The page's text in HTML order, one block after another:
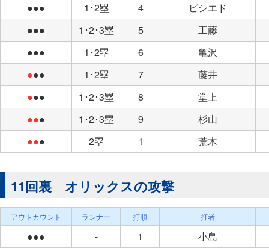
●●●
1･2塁 4
ビシエド
●●●
1･2･3塁 5
工藤
●●●
1･2塁 6
亀沢
●●● 1･2塁 7
藤井
●●● 1･2･3塁 8
堂上
●●● 1･2･3塁 9
杉山
●●● 2塁 1 荒木
11回裏 オリックスの攻撃
アウトカウント ランナー 打順 打者
●●● - 1
小島